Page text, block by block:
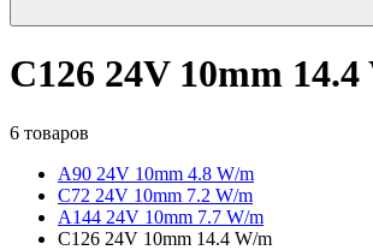
C126 24V 10mm
6 товаров
A90 24V 10mm 4.8 W/m
C72 24V 10mm 7.2 W/m
A144 24V 10mm 7.7 W/m
C126 24V 10mm 14.4 W/m